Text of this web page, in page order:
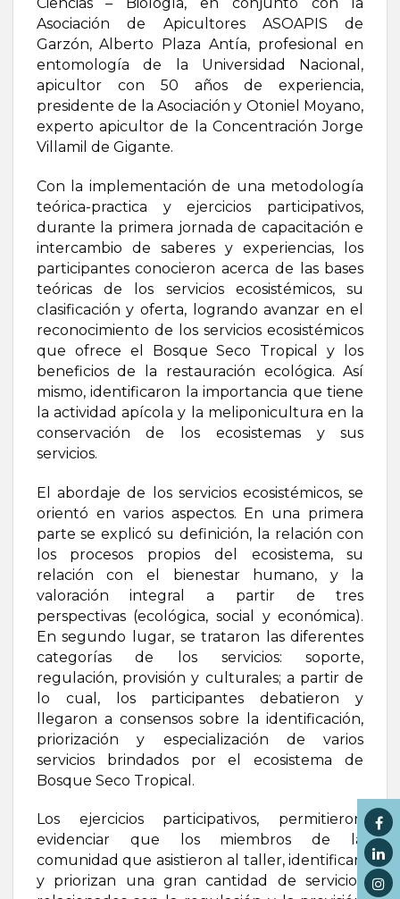
Asociación de Apicultores ASOAPIS de
Garzón, Alberto Plaza Antía, profesional en
entomología de la Universidad Nacional,
apicultor con 50 años de experiencia,
presidente de la Asociación y Otoniel Moyano,
experto apicultor de la Concentración Jorge
Villamil de Gigante.
Con la implementación de una metodología
teórica-practica y ejercicios participativos,
durante la primera jornada de capacitación e
intercambio de saberes y experiencias, los
participantes conocieron acerca de las bases
teóricas de los servicios ecosistémicos, su
clasificación y oferta, logrando avanzar en el
reconocimiento de los servicios ecosistémicos
que ofrece el Bosque Seco Tropical y los
beneficios de la restauración ecológica. Así
mismo, identificaron la importancia que tiene
la actividad apícola y la meliponicultura en la
conservación de los ecosistemas y sus
servicios.
El abordaje de los servicios ecosistémicos, se
orientó en varios aspectos. En una primera
parte se explicó su definición, la relación con
los procesos propios del ecosistema, su
relación con el bienestar humano, y la
valoración integral a partir de tres
perspectivas (ecológica, social y económica).
En segundo lugar, se trataron las diferentes
categorías de los servicios: soporte,
regulación, provisión y culturales; a partir de
lo cual, los participantes debatieron y
llegaron a consensos sobre la identificación,
priorización y especialización de varios
servicios brindados por el ecosistema de
Bosque Seco Tropical.
Los ejercicios participativos, permitieron
evidenciar que los miembros de la
comunidad que asistieron al taller, identifican
y priorizan una gran cantidad de servicios